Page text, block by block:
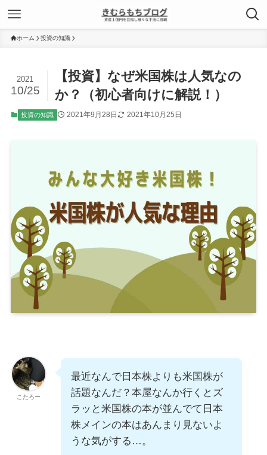
ホーム 投資の知識
【投資】なぜ米国株は人気なの
か？（初心者向けに解説！）
2021
10/25
投資の知識 2021年9月28日 2021年10月25日
こたろー
最近なんで日本株よりも米国株が
話題なんだ？本屋なんか行くとズ
ラッと米国株の本が並んでて日本
株メインの本はあんまり見ないよ
うな気がする…。